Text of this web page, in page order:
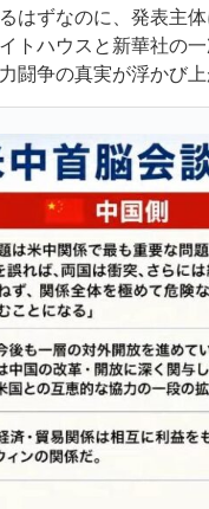
はずなのに、発表主
トハウスと新華社の
闘争の真実が浮かび上